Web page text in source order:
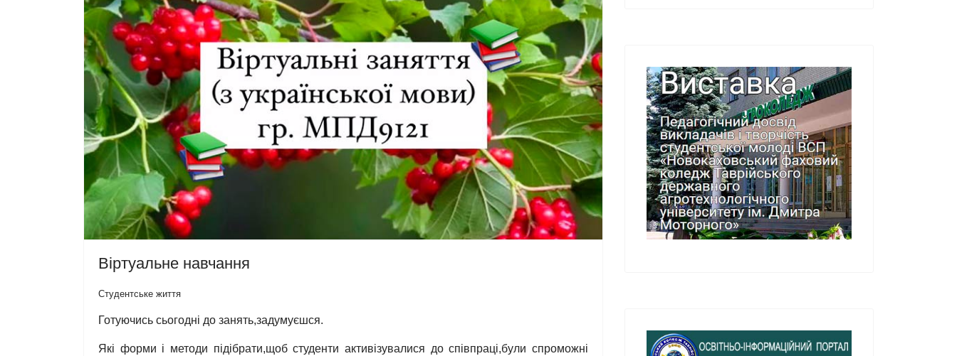
Віртуальне навчання
Студентське життя
Готуючись сьогодні до занять,задумуєшся.
Які форми і методи підібрати,щоб студенти активізувалися до співпраці,були спроможні